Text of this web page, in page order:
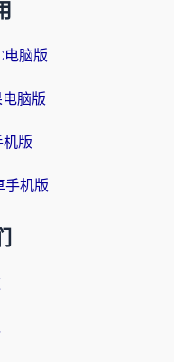
电脑版
电脑版
机版
手机版